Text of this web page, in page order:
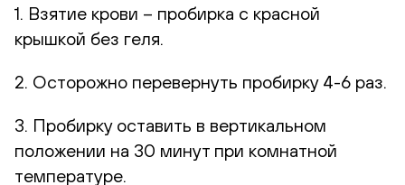
1. Взятие крови – пробирка с красной
крышкой без геля.
2. Осторожно перевернуть пробирку 4-6 раз.
3. Пробирку оставить в вертикальном
положении на 30 минут при комнатной
температуре.